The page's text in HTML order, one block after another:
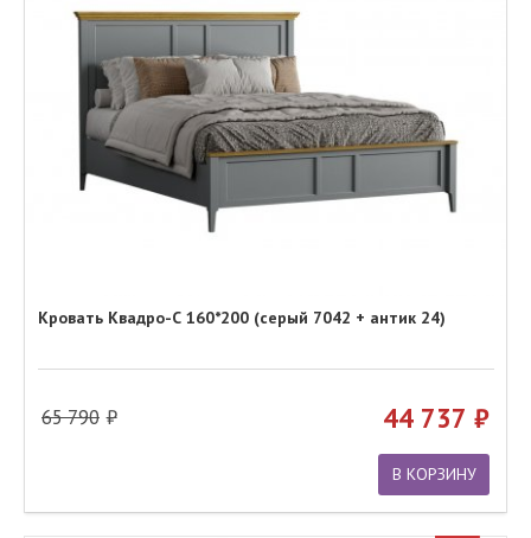
Кровать Квадро-С 160*200 (серый 7042 + антик 24)
65 790 44 737
В КОРЗИНУ